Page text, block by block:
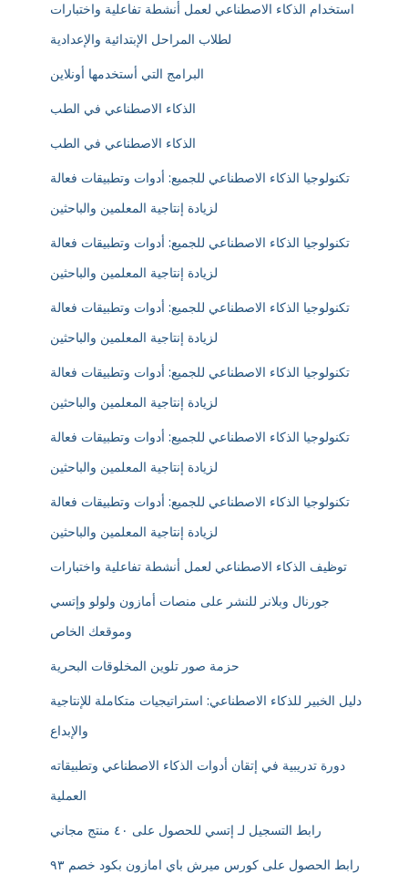
استخدام الذكاء الاصطناعي لعمل أنشطة تفاعلية واختبارات
لطلاب المراحل الإبتدائية والإعدادية
البرامج التي أستخدمها أونلاين
الذكاء الاصطناعي في الطب
الذكاء الاصطناعي في الطب
تكنولوجيا الذكاء الاصطناعي للجميع: أدوات وتطبيقات فعالة
لزيادة إنتاجية المعلمين والباحثين
تكنولوجيا الذكاء الاصطناعي للجميع: أدوات وتطبيقات فعالة
لزيادة إنتاجية المعلمين والباحثين
تكنولوجيا الذكاء الاصطناعي للجميع: أدوات وتطبيقات فعالة
لزيادة إنتاجية المعلمين والباحثين
تكنولوجيا الذكاء الاصطناعي للجميع: أدوات وتطبيقات فعالة
لزيادة إنتاجية المعلمين والباحثين
تكنولوجيا الذكاء الاصطناعي للجميع: أدوات وتطبيقات فعالة
لزيادة إنتاجية المعلمين والباحثين
تكنولوجيا الذكاء الاصطناعي للجميع: أدوات وتطبيقات فعالة
لزيادة إنتاجية المعلمين والباحثين
توظيف الذكاء الاصطناعي لعمل أنشطة تفاعلية واختبارات
جورنال وبلانر للنشر على منصات أمازون ولولو وإتسي
وموقعك الخاص
حزمة صور تلوين المخلوقات البحرية
دليل الخبير للذكاء الاصطناعي: استراتيجيات متكاملة للإنتاجية
والإبداع
دورة تدريبية في إتقان أدوات الذكاء الاصطناعي وتطبيقاته
العملية
رابط التسجيل لـ إتسي للحصول على ٤٠ منتج مجاني
رابط الحصول على كورس ميرش باي امازون بكود خصم ٩٣